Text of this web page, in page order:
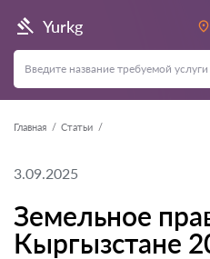
Yurkg
Главная Статьи
3.09.2025
Земельное
Кыргызстане